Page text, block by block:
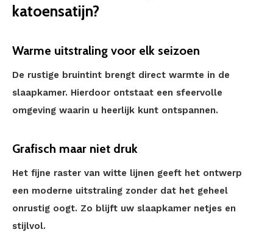
katoensatijn?
Warme uitstraling voor elk seizoen
De rustige bruintint brengt direct warmte in de
slaapkamer. Hierdoor ontstaat een sfeervolle
omgeving waarin u heerlijk kunt ontspannen.
Grafisch maar niet druk
Het fijne raster van witte lijnen geeft het ontwerp
een moderne uitstraling zonder dat het geheel
onrustig oogt. Zo blijft uw slaapkamer netjes en
stijlvol.